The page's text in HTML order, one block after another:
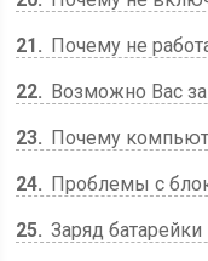
21
Почему не
22
Возможно Вас
23
Почему
24
Проблемы с
25 Заряд батарейки